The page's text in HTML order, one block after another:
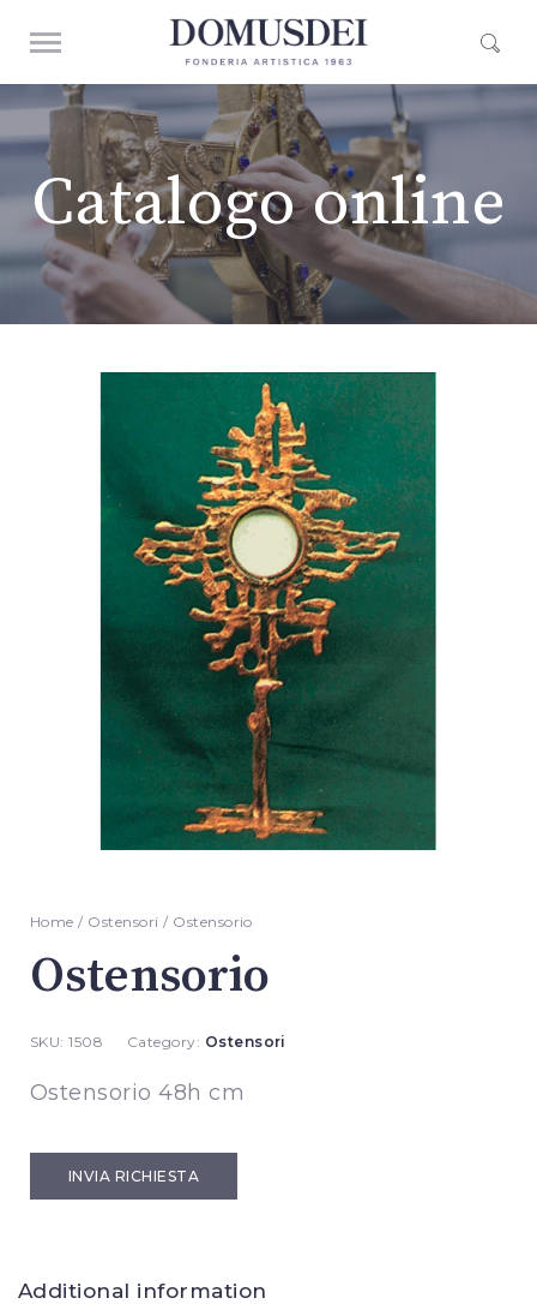
Catalogo online
Home / Ostensori / Ostensorio
Ostensorio
SKU:1508 Category: Ostensori
Ostensorio 48h cm
INVIA RICHIESTA
Additional information